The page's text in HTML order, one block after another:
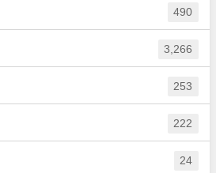
490
3,266
253
222
24